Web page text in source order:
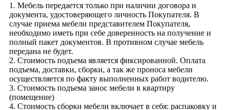
1. Мебель передается только при наличии договора и
документа, удостоверяющего личность Покупателя. В
случае приема мебели представителем Покупателя,
необходимо иметь при себе доверенность на получение и
полный пакет документов. В противном случае мебель
передана не будет.
2. Стоимость подъема является фиксированной. Оплата
подъема, доставки, сборки, а так же проноса мебели
осуществляется по факту выполненных работ водителю.
3. Стоимость подъема занос мебели в квартиру
(помещение)
4. Стоимость сборки мебели включает в себя: распаковку и